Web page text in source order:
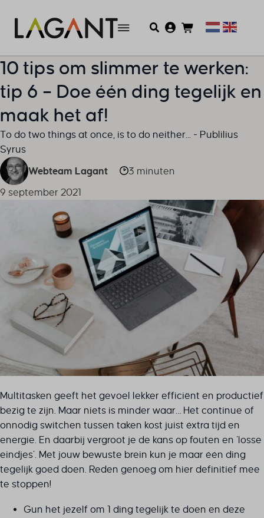
10 tips om slimmer te werken:
tip 6 – Doe één ding tegelijk en
maak het af!
To do two things at once, is to do neither... - Publilius
Syrus
Webteam Lagant
3 minuten
9 september 2021
Multitasken geeft het gevoel lekker efficiënt en productief
bezig te zijn. Maar niets is minder waar… Het continue of
onnodig switchen tussen taken kost juist éxtra tijd en
energie. En daarbij vergroot je de kans op fouten en ‘losse
eindjes’. Met jouw bewuste brein kun je maar één ding
tegelijk goed doen. Reden genoeg om hier definitief mee
te stoppen!
Gun het jezelf om 1 ding tegelijk te doen en deze